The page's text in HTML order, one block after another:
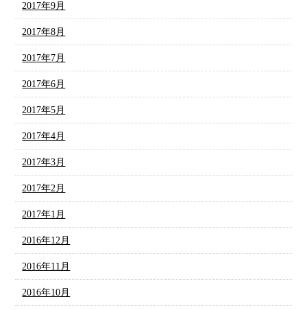
2017年9月
2017年8月
2017年7月
2017年6月
2017年5月
2017年4月
2017年3月
2017年2月
2017年1月
2016年12月
2016年11月
2016年10月